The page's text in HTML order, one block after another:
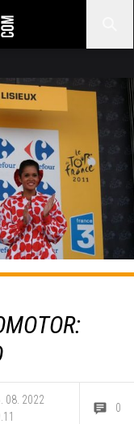
08. 2022
0